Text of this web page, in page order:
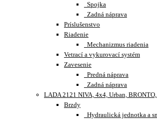
Spojka
Zadná náprava
Príslušenstvo
Riadenie
Mechanizmus riadenia
Vetrací a vykurovací systém
Zavesenie
Predná náprava
Zadná náprava
LADA 2121 NIVA, 4x4, Urban,
Brzdy
Hydraulická jednotka a